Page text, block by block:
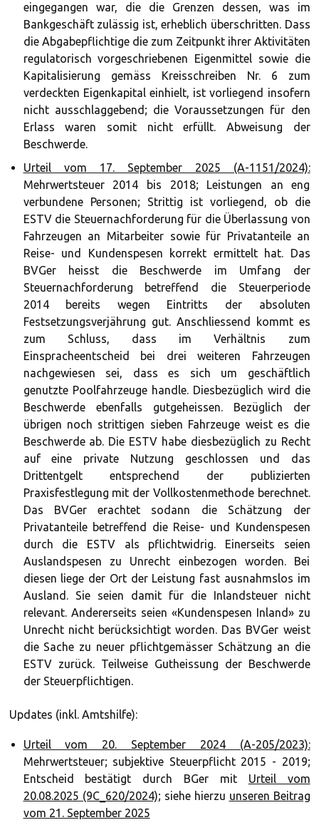
eingegangen war, die die Grenzen dessen, was im
Bankgeschäft zulässig ist, erheblich überschritten. Dass
die Abgabepflichtige die zum Zeitpunkt ihrer Aktivitäten
regulatorisch vorgeschriebenen Eigenmittel sowie die
Kapitalisierung gemäss Kreisschreiben Nr. 6 zum
verdeckten Eigenkapital einhielt, ist vorliegend insofern
nicht ausschlaggebend; die Voraussetzungen für den
Erlass waren somit nicht erfüllt. Abweisung der
Beschwerde.
Urteil vom 17. September 2025 (A-1151/2024):
Mehrwertsteuer 2014 bis 2018; Leistungen an eng
verbundene Personen; Strittig ist vorliegend, ob die
ESTV die Steuernachforderung für die Überlassung von
Fahrzeugen an Mitarbeiter sowie für Privatanteile an
Reise- und Kundenspesen korrekt ermittelt hat. Das
BVGer heisst die Beschwerde im Umfang der
Steuernachforderung betreffend die Steuerperiode
2014 bereits wegen Eintritts der absoluten
Festsetzungsverjährung gut. Anschliessend kommt es
zum Schluss, dass im Verhältnis zum
Einspracheentscheid bei drei weiteren Fahrzeugen
nachgewiesen sei, dass es sich um geschäftlich
genutzte Poolfahrzeuge handle. Diesbezüglich wird die
Beschwerde ebenfalls gutgeheissen. Bezüglich der
übrigen noch strittigen sieben Fahrzeuge weist es die
Beschwerde ab. Die ESTV habe diesbezüglich zu Recht
auf eine private Nutzung geschlossen und das
Drittentgelt entsprechend der publizierten
Praxisfestlegung mit der Vollkostenmethode berechnet.
Das BVGer erachtet sodann die Schätzung der
Privatanteile betreffend die Reise- und Kundenspesen
durch die ESTV als pflichtwidrig. Einerseits seien
Auslandspesen zu Unrecht einbezogen worden. Bei
diesen liege der Ort der Leistung fast ausnahmslos im
Ausland. Sie seien damit für die Inlandsteuer nicht
relevant. Andererseits seien «Kundenspesen Inland» zu
Unrecht nicht berücksichtigt worden. Das BVGer weist
die Sache zu neuer pflichtgemässer Schätzung an die
ESTV zurück. Teilweise Gutheissung der Beschwerde
der Steuerpflichtigen.
Updates (inkl. Amtshilfe):
Urteil vom 20. September 2024 (A-205/2023):
Mehrwertsteuer; subjektive Steuerpflicht 2015 - 2019;
Entscheid bestätigt durch BGer mit Urteil vom
20.08.2025 (9C_620/2024); siehe hierzu unseren Beitrag
vom 21. September 2025